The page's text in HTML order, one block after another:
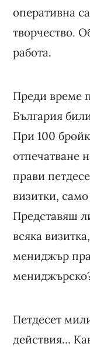
оперативна
творчество.
работа.
Преди време
България
При 100
отпечатване
прави
визитки,
Представяш
всяка
мениджър
Петдесет
действия…